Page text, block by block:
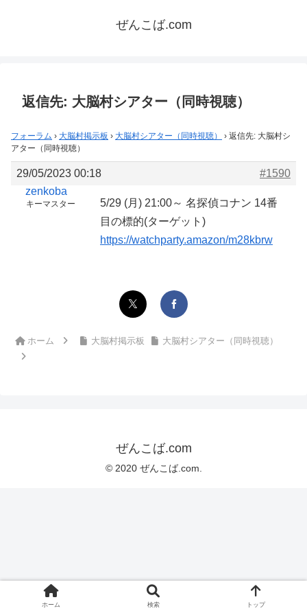
ぜんこば.com
返信先: 大脳村シアター（同時視聴）
フォーラム › 大脳村掲示板 › 大脳村シアター（同時視聴） › 返信先: 大脳村シ
アター（同時視聴）
29/05/2023 00:18
#1590
zenkoba
キーマスター
5/29 (月) 21:00～ 名探偵コナン 14番
目の標的(ターゲット)
https://watchparty.amazon/m28kbrw
ホーム 大脳村掲示板 大脳村シアター（同時視聴）
ぜんこば.com
© 2020 ぜんこば.com.
ホーム 検索 トップ